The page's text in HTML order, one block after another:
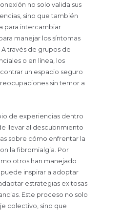
no solo valida sus
sino que también
para intercambiar
manejar los síntomas
través de grupos de
o en línea, los
un espacio seguro
sin temor a
de experiencias dentro
llevar al descubrimiento
sobre cómo enfrentar la
la fibromialgia. Por
otros han manejado
inspirar a adoptar
estrategias exitosas
Este proceso no solo
colectivo, sino que